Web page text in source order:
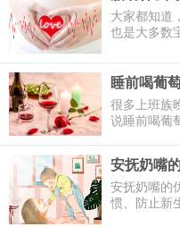
大家都知道
也是大多数
起来看看吧
睡前喝葡
很多上班族
说睡前喝葡
安抚奶嘴
安抚奶嘴的
惯、防止新